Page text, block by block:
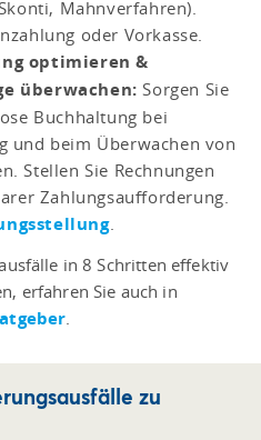
Mahnverfahren).
oder Vorkasse.
optimieren &
überwachen: Sorgen Sie
Buchhaltung bei
und beim Überwachen von
Stellen Sie Rechnungen
Zahlungsaufforderung.
.
in 8 Schritten effektiv
erfahren Sie auch in
.
zu